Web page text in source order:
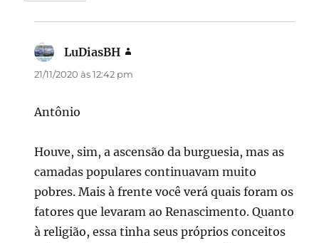
LuDiasBH
21/11/2020 às 12:42 pm
Antônio
Houve, sim, a ascensão da burguesia, mas as
camadas populares continuavam muito
pobres. Mais à frente você verá quais foram os
fatores que levaram ao Renascimento. Quanto
à religião, essa tinha seus próprios conceitos